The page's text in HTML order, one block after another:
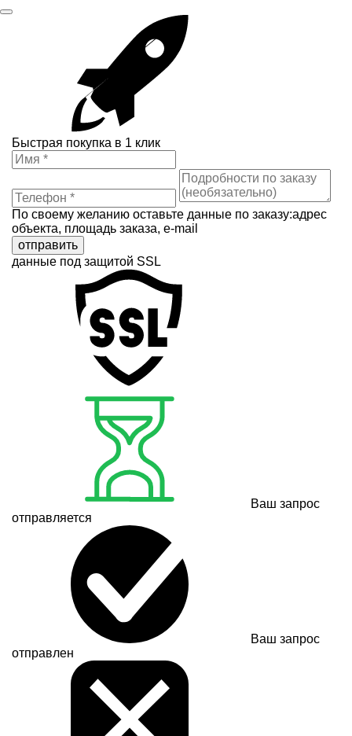
Быстрая покупка в 1 клик
По своему желанию оставьте данные по заказу:адрес
объекта, площадь заказа, e-mail
отправить
данные под защитой SSL
Ваш запрос
отправляется
Ваш запрос
отправлен